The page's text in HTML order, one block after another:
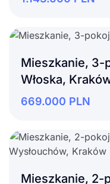
Mieszkanie, 3-
Włoska,
669.000 PLN
Mieszkanie, 2-